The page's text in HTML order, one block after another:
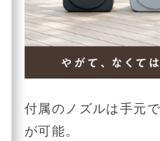
付属のノズルは手元
が可能。